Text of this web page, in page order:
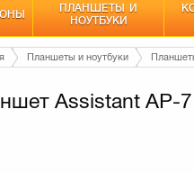
ПЛАНШЕТЫ И
НОУТБУКИ
Планшеты и ноутбуки
Assistant AP-